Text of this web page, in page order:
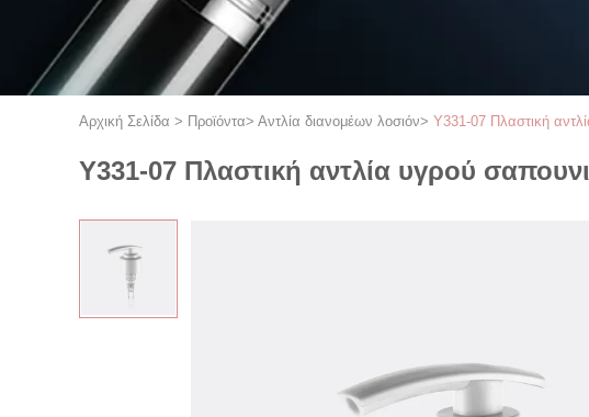
Αρχική Σελίδα > Προϊόντα> Αντλία διανομέων λοσιόν> Y331-07 Πλαστική
Y331-07 Πλαστική αντλία υγρού